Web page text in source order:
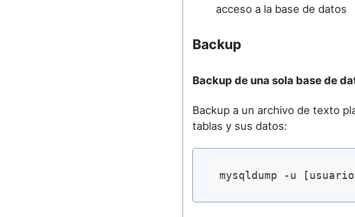
acceso a la base de datos
Backup
Backup de una sola base de
Backup a un archivo de texto
tablas y sus datos: